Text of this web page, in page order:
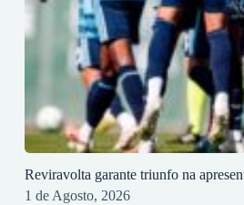
Reviravolta garante triunfo na
1 de Agosto, 2026